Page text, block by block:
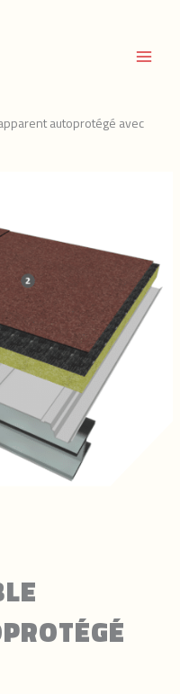
autoprotégé avec